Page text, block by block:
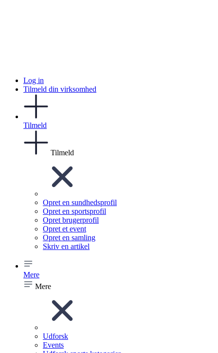
Log in
Tilmeld din virksomhed
Tilmeld
Tilmeld
Opret en sundhedsprofil
Opret en sportsprofil
Opret brugerprofil
Opret et event
Opret en samling
Skriv en artikel
Mere
Mere
Udforsk
Events